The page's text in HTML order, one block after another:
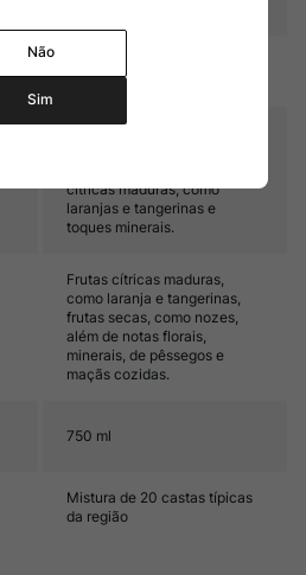
10ºC – 12ºC
cítricas maduras, como
laranjas e tangerinas e
toques minerais.
Frutas cítricas maduras,
como laranja e tangerinas,
frutas secas, como nozes,
além de notas florais,
minerais, de pêssegos e
maçãs cozidas.
750 ml
Mistura de 20 castas típicas
da região
Não
Sim